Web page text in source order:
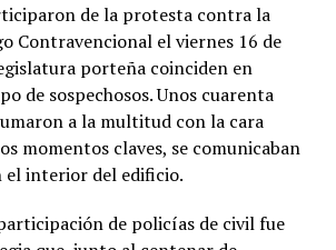
de la protesta contra la
Contravencional el viernes 16 de
porteña coinciden en
de sospechosos. Unos cuarenta
a la multitud con la cara
momentos claves, se comunicaban
el interior del edificio.
de policías de civil fue